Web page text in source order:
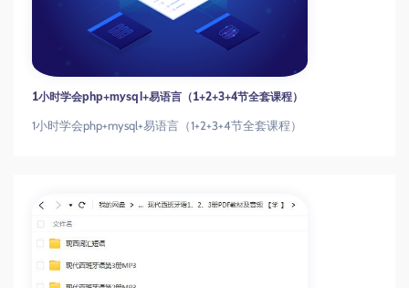
1小时学会php+mysql+易语言（1+2+3+4节全套课程）
1小时学会php+mysql+易语言（1+2+3+4节全套课程）